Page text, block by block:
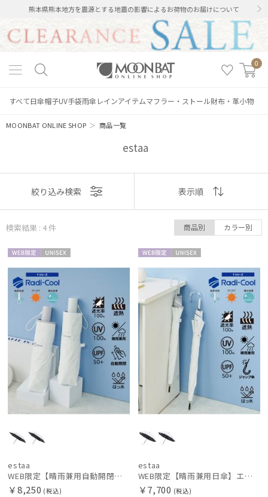
熊本県熊本地方を震源とする地震の影響によるお荷物のお届けについて
0
すべて日傘帽子UV手袋雨傘 レインアイテムマフラー・ストール財布・革小物
MOONBAT ONLINE SHOP ＞商品一覧
estaa
レディース メンズ キッズ
カテゴリー
ブランド
estaa
エスタ
フロータス
フルラ
表示
おすすめ
価格の高い
順
価格の低い
人気順
売上点数順
お気に入り
絞り込み検索 表示順
検索結果 : 4件 商品別 カラー別
定
X
estaa
WEB限定【晴雨兼用自動開閉日傘】エスタ(estaa)REIKYAKUパラソル 55㎝ ラディクール 遮光100 UV100 ワンタッチ開閉
￥8,250 (税込)
定
estaa
WEB限定【晴雨兼用日傘】エスタ(estaa)REIKYAKUパラソル 55㎝ ラディクール 遮光100 UV100 ボタンジャンプ
￥7,700 (税込)